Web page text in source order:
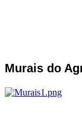
Murais do